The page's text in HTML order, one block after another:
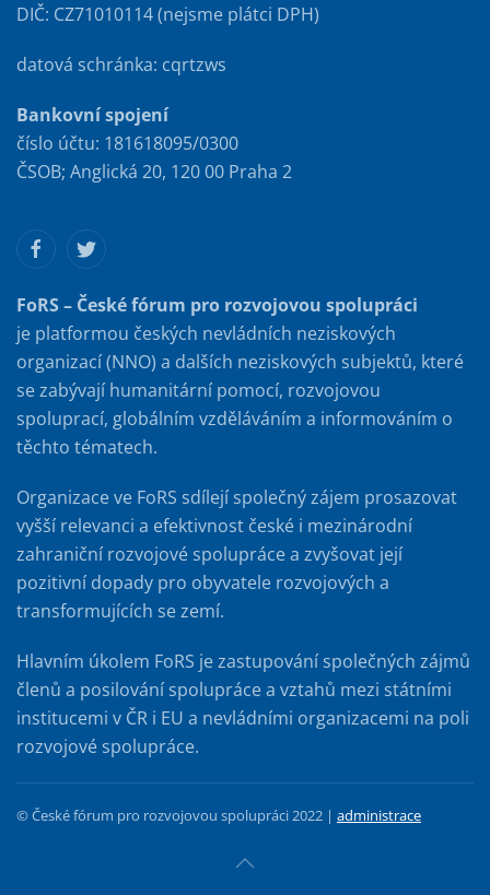
DIČ: CZ71010114 (nejsme plátci DPH)
datová schránka: cqrtzws
Bankovní spojení
číslo účtu: 181618095/0300
ČSOB; Anglická 20, 120 00 Praha 2
FoRS – České fórum pro rozvojovou spolupráci
je platformou českých nevládních neziskových
organizací (NNO) a dalších neziskových subjektů, které
se zabývají humanitární pomocí, rozvojovou
spoluprací, globálním vzděláváním a informováním o
těchto tématech.
Organizace ve FoRS sdílejí společný zájem prosazovat
vyšší relevanci a efektivnost české i mezinárodní
zahraniční rozvojové spolupráce a zvyšovat její
pozitivní dopady pro obyvatele rozvojových a
transformujících se zemí.
Hlavním úkolem FoRS je zastupování společných zájmů
členů a posilování spolupráce a vztahů mezi státními
institucemi v ČR i EU a nevládními organizacemi na poli
rozvojové spolupráce.
© České fórum pro rozvojovou spolupráci 2022 | administrace